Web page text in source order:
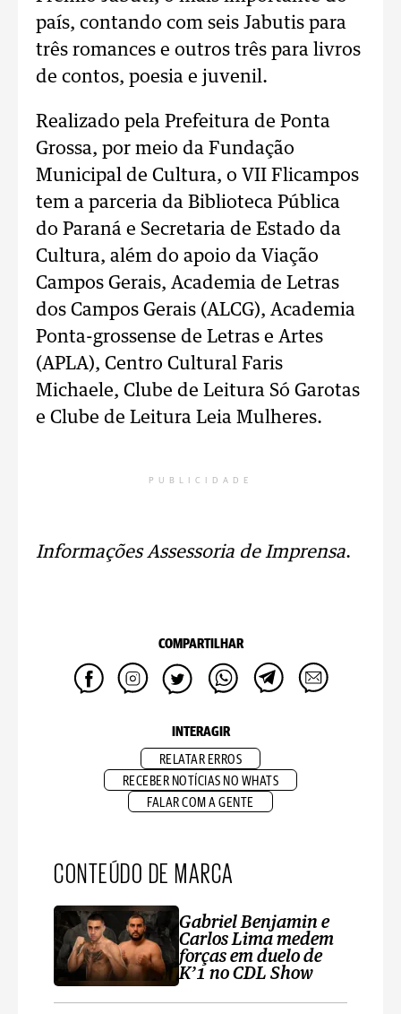
país, contando com seis Jabutis para
três romances e outros três para livros
de contos, poesia e juvenil.
Realizado pela Prefeitura de Ponta
Grossa, por meio da Fundação
Municipal de Cultura, o VII Flicampos
tem a parceria da Biblioteca Pública
do Paraná e Secretaria de Estado da
Cultura, além do apoio da Viação
Campos Gerais, Academia de Letras
dos Campos Gerais (ALCG), Academia
Ponta-grossense de Letras e Artes
(APLA), Centro Cultural Faris
Michaele, Clube de Leitura Só Garotas
e Clube de Leitura Leia Mulheres.
PUBLICIDADE
Informações Assessoria de Imprensa.
COMPARTILHAR
INTERAGIR
RELATAR ERROS
RECEBER NOTÍCIAS NO WHATS
FALAR COM A GENTE
CONTEÚDO DE MARCA
Gabriel Benjamin e
Carlos Lima medem
forças em duelo de
K’1 no CDL Show